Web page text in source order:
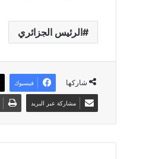
الرئيس الجزائري
شاركها فيسبوك
مشاركة عبر البريد